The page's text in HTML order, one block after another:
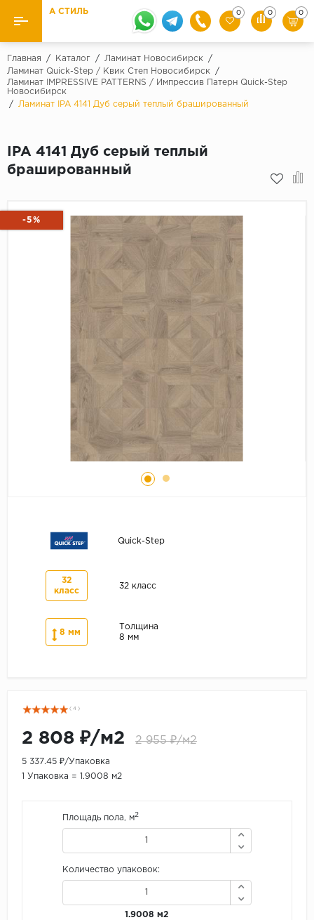
Назад
Ламинат Бренды
Kaindl
Quick Step
31 класс
Ковролин и ковровая плитка
Линолеум
Кварцевый ламинат SPC
Подложка под паркет и ламинат
А СТИЛЬ 0 0 0
Главная / Каталог / Ламинат Новосибирск
/
Ламинат Quick-Step / Квик Степ Новосибирск
/
Ламинат IMPRESSIVE PATTERNS / Импрессив Патерн Quick-Step
Новосибирск
/
Ламинат IPA 4141 Дуб серый теплый брашированный
IPA 4141 Дуб серый теплый
брашированный
-5%
Quick-Step
32
класс
32 класс
8 мм
Толщина
8 мм
( 4 )
2 808 ₽/м2 2 955 ₽/м2
5 337.45 ₽/Упаковка
1 Упаковка = 1.9008 м2
Площадь пола, м2
Количество упаковок:
1.9008 м2